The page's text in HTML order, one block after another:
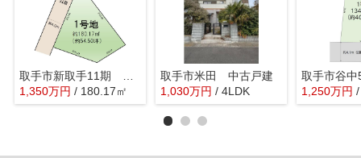
取手市新取手11期 売地
1,350万円 / 180.17㎡
取手市米田 中古戸建
1,030万円 / 4LDK
取手市谷
1,250万円